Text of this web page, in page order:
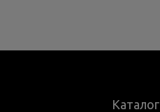
Каталог